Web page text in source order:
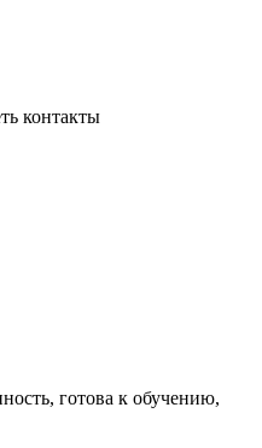
контакты
готова к обучению,